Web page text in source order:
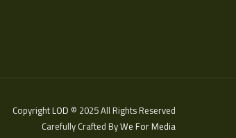
CopyrightLOD © 2025 All Rights Reserved
Carefully Crafted ByWe For Media